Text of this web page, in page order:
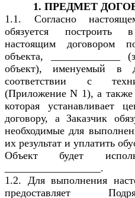
1. ПРЕДМЕТ
1.1. Согласно
обязуется построить
настоящим договором
объекта, _____________
объект), именуемый в
соответствии с
(Приложение N 1), а
которая устанавливает
договору, а Заказчик
необходимые для
их результат и уплатить
Объект будет
__________________.
1.2. Для выполнения
предоставляет